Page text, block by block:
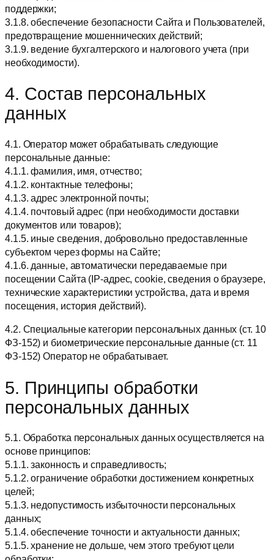
поддержки;
3.1.8. обеспечение безопасности Сайта и Пользователей,
предотвращение мошеннических действий;
3.1.9. ведение бухгалтерского и налогового учета (при
необходимости).
4. Состав персональных
данных
4.1. Оператор может обрабатывать следующие
персональные данные:
4.1.1. фамилия, имя, отчество;
4.1.2. контактные телефоны;
4.1.3. адрес электронной почты;
4.1.4. почтовый адрес (при необходимости доставки
документов или товаров);
4.1.5. иные сведения, добровольно предоставленные
субъектом через формы на Сайте;
4.1.6. данные, автоматически передаваемые при
посещении Сайта (IP-адрес, cookie, сведения о браузере,
технические характеристики устройства, дата и время
посещения, история действий).
4.2. Специальные категории персональных данных (ст. 10
ФЗ-152) и биометрические персональные данные (ст. 11
ФЗ-152) Оператор не обрабатывает.
5. Принципы обработки
персональных данных
5.1. Обработка персональных данных осуществляется на
основе принципов:
5.1.1. законность и справедливость;
5.1.2. ограничение обработки достижением конкретных
целей;
5.1.3. недопустимость избыточности персональных
данных;
5.1.4. обеспечение точности и актуальности данных;
5.1.5. хранение не дольше, чем этого требуют цели